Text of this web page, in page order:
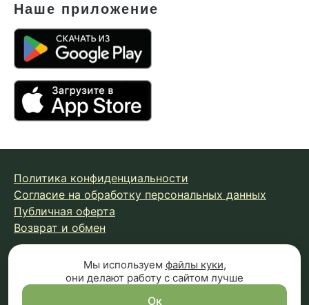
Наше приложение
Политика конфиденциальности
Согласие на обработку персональных данных
Публичная оферта
Возврат и обмен
© 2026 Fungiline — зарегистрированная торговая марка.
Копирование материалов с сайта запрещено.
Вся информация на сайте носит справочный характер и
Мы используем файлы куки,
они делают работу с сайтом лучше
Ок